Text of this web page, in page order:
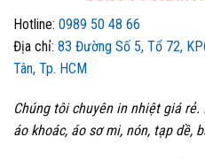
Hotline: 0989 50 48 66
Địa chỉ: 83 Đường Số 5, Tổ 72,
Tân, Tp. HCM
Chúng tôi chuyên in nhiệt giá
áo khoác, áo sơ mi, nón, tạp dề,